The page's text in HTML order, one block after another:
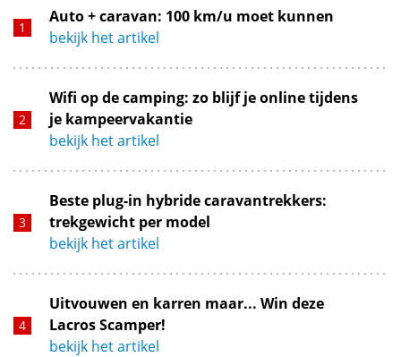
Auto + caravan: 100 km/u moet kunnen
bekijk het artikel
Wifi op de camping: zo blijf je online tijdens
je kampeervakantie
bekijk het artikel
Beste plug-in hybride caravantrekkers:
trekgewicht per model
bekijk het artikel
Uitvouwen en karren maar... Win deze
Lacros Scamper!
bekijk het artikel